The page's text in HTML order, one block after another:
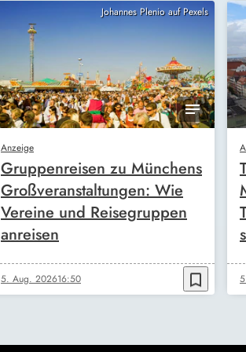
Johannes Plenio auf Pexels
Anzeige
Gruppenreisen zu Münchens
Großveranstaltungen: Wie
Vereine und Reisegruppen
anreisen
5. Aug. 202616:50 bookmark_border